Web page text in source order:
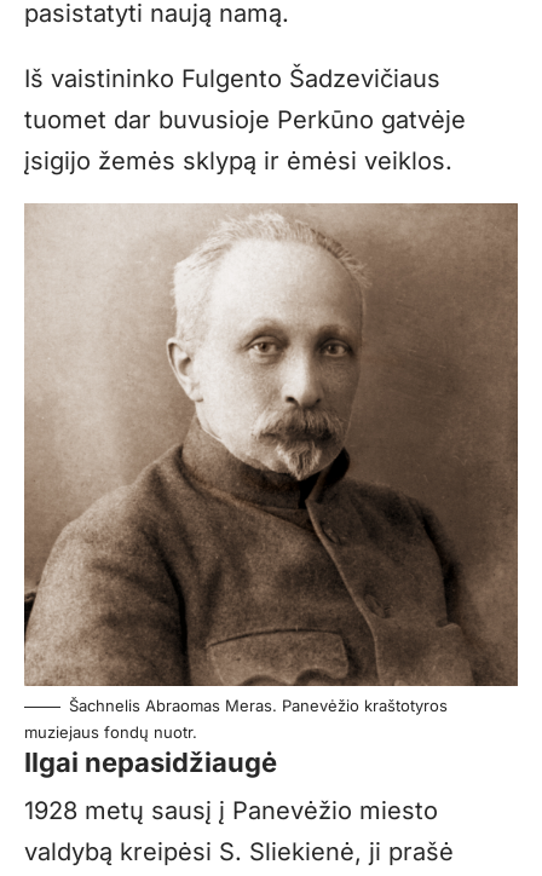
pasistatyti naują namą.
Iš vaistininko Fulgento Šadzevičiaus
tuomet dar buvusioje Perkūno gatvėje
įsigijo žemės sklypą ir ėmėsi veiklos.
Šachnelis Abraomas Meras. Panevėžio kraštotyros
muziejaus fondų nuotr.
Ilgai nepasidžiaugė
1928 metų sausį į Panevėžio miesto
valdybą kreipėsi S. Sliekienė, ji prašė